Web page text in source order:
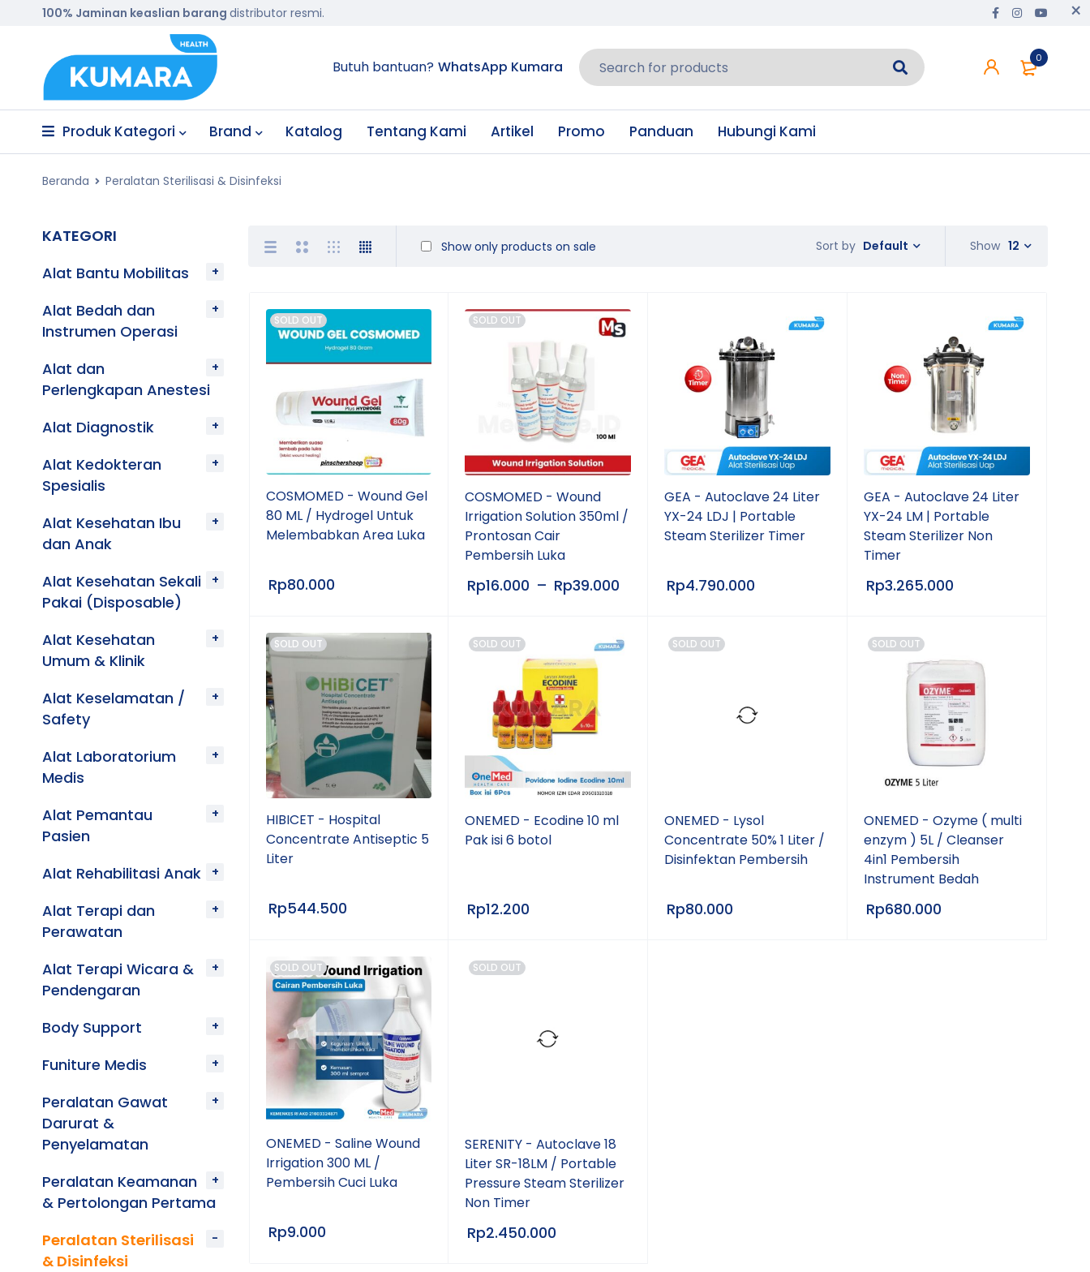
100% Jaminan keaslian barang distributor resmi.
0
Butuh bantuan? WhatsApp Kumara
Produk Kategori Brand Katalog Tentang Kami Artikel Promo Panduan Hubungi Kami
Beranda Peralatan Sterilisasi & Disinfeksi
KATEGORI
Alat Bantu Mobilitas
Alat Bedah dan
Instrumen Operasi
Alat dan
Perlengkapan Anestesi
Alat Diagnostik
Alat Kedokteran
Spesialis
Alat Kesehatan Ibu
dan Anak
Alat Kesehatan Sekali
Pakai (Disposable)
Alat Kesehatan
Umum & Klinik
Alat Keselamatan /
Safety
Alat Laboratorium
Medis
Alat Pemantau
Pasien
Alat Rehabilitasi Anak
Alat Terapi dan
Perawatan
Alat Terapi Wicara &
Pendengaran
Body Support
Funiture Medis
Peralatan Gawat
Darurat &
Penyelamatan
Peralatan Keamanan
& Pertolongan Pertama
Peralatan Sterilisasi
& Disinfeksi
Sort by Default
Show only products on sale Show 12
SOLD OUT
COSMOMED - Wound Gel
80 ML / Hydrogel Untuk
Melembabkan Area Luka
Rp80.000
SOLD OUT
COSMOMED - Wound
Irrigation Solution 350ml /
Prontosan Cair
Pembersih Luka
Rp16.000 – Rp39.000
GEA - Autoclave 24 Liter
YX-24 LDJ | Portable
Steam Sterilizer Timer
Rp4.790.000
GEA - Autoclave 24 Liter
YX-24 LM | Portable
Steam Sterilizer Non
Timer
Rp3.265.000
SOLD OUT
HIBICET - Hospital
Concentrate Antiseptic 5
Liter
Rp544.500
SOLD OUT
ONEMED - Ecodine 10 ml
Pak isi 6 botol
Rp12.200
SOLD OUT
ONEMED - Lysol
Concentrate 50% 1 Liter /
Disinfektan Pembersih
Rp80.000
SOLD OUT
ONEMED - Ozyme ( multi
enzym ) 5L / Cleanser
4in1 Pembersih
Instrument Bedah
Rp680.000
SOLD OUT
ONEMED - Saline Wound
Irrigation 300 ML /
Pembersih Cuci Luka
Rp9.000
SOLD OUT
SERENITY - Autoclave 18
Liter SR-18LM / Portable
Pressure Steam Sterilizer
Non Timer
Rp2.450.000